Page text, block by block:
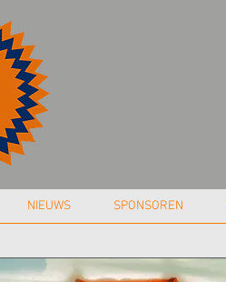
NIEUWS SPONSOREN